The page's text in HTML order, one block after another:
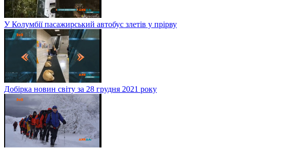
У Колумбії пасажирський автобус злетів у прірву
Добірка новин світу за 28 грудня 2021 року